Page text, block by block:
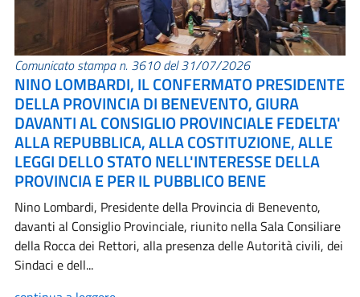
Comunicato stampa n. 3610 del 31/07/2026
NINO LOMBARDI, IL CONFERMATO PRESIDENTE
DELLA PROVINCIA DI BENEVENTO, GIURA
DAVANTI AL CONSIGLIO PROVINCIALE FEDELTA'
ALLA REPUBBLICA, ALLA COSTITUZIONE, ALLE
LEGGI DELLO STATO NELL'INTERESSE DELLA
PROVINCIA E PER IL PUBBLICO BENE
Nino Lombardi, Presidente della Provincia di Benevento,
davanti al Consiglio Provinciale, riunito nella Sala Consiliare
della Rocca dei Rettori, alla presenza delle Autorità civili, dei
Sindaci e dell...